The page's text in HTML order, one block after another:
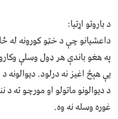
د باروتو اړتيا:
داعشيانو چې د خټو کورونه له
په هغو باندې هر ډول وسلې
يې هېڅ اغيز نه درلود. دیوالونه
د ديوالونو ماتولو او مورچو ته د
غوره وسله نه وه.